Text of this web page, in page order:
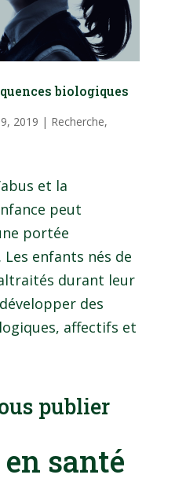
biologiques
9, 2019 | Recherche,
et la
peut
portée
enfants nés de
durant leur
des
affectifs et
publier
santé